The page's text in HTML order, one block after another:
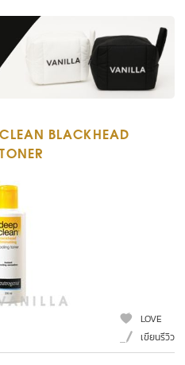
BLACKHEAD
LOVE
เขียนรีวิว